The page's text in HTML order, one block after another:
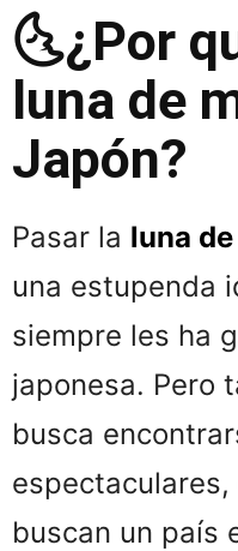
🌜¿Por
luna de
Japón?
Pasar la luna
una estupenda
siempre les ha
japonesa. Pero
busca
buscan un país